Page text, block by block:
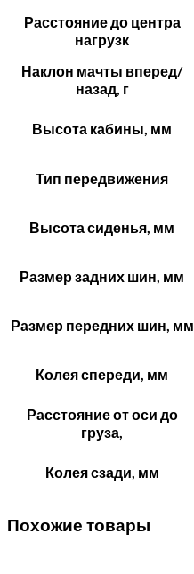
Расстояние до центра
нагрузк
Наклон мачты вперед/
назад, г
Высота кабины, мм
Тип передвижения
Высота сиденья, мм
Размер задних шин, мм
Размер передних шин, мм
Колея спереди, мм
Расстояние от оси до
груза,
Колея сзади, мм
Похожие товары